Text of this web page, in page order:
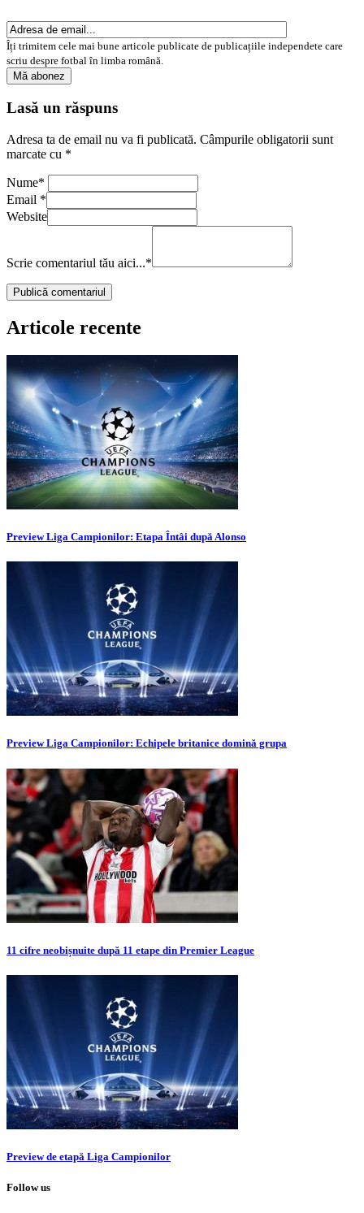
Îți trimitem cele mai bune articole publicate de publicațiile independete care
scriu despre fotbal în limba română.
Lasă un răspuns
Adresa ta de email nu va fi publicată. Câmpurile obligatorii sunt
marcate cu *
Nume*
Email *
Website
Scrie comentariul tău aici...*
Articole recente
Preview Liga Campionilor: Etapa Întâi după Alonso
Preview Liga Campionilor: Echipele britanice domină grupa
11 cifre neobișnuite după 11 etape din Premier League
Preview de etapă Liga Campionilor
Follow us